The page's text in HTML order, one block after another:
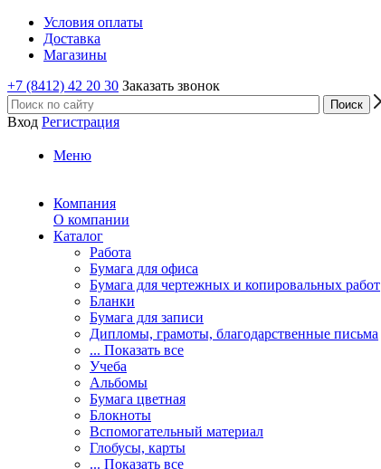
Условия оплаты
Доставка
Магазины
+7 (8412) 42 20 30 Заказать звонок
Вход Регистрация
Меню
Компания
О компании
Каталог
Работа
Бумага для офиса
Бумага для чертежных и копировальных работ
Бланки
Бумага для записи
Дипломы, грамоты, благодарственные письма
... Показать все
Учеба
Альбомы
Бумага цветная
Блокноты
Вспомогательный материал
Глобусы, карты
... Показать все